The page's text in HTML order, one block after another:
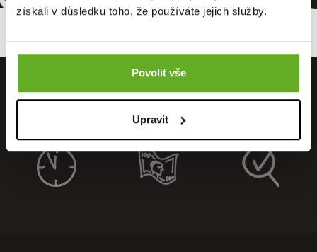
získali v důsledku toho, že používáte jejich služby.
Povolit vše
Upravit